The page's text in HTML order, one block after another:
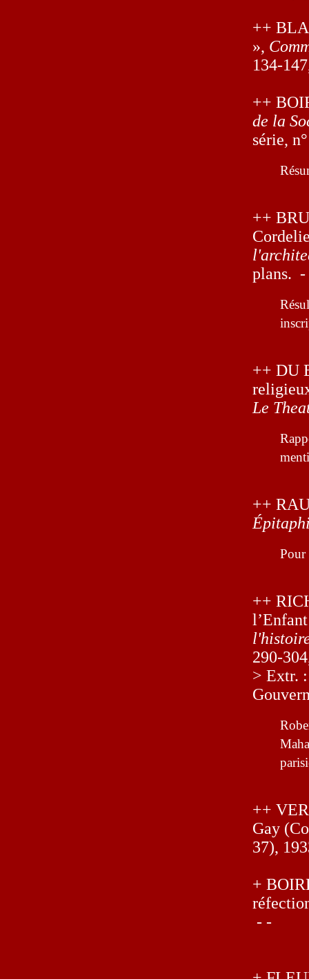
++
»,
134-
++
de la
série,
++
plans. -
++ DU
Le
++
Pour
++
290-
> Extr.
++
Gay
37),
+
- -